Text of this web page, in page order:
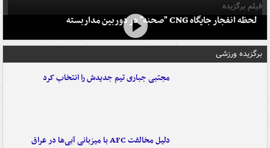
فیلم برگزیده
لحظه انفجار جایگاه CNG "صحنه" در دوربین مداربسته
برگزیده ورزشی
مجتبی جباری تیم جدیدش را انتخاب کرد
دلیل مخالفت AFC با میزبانی آبی‌ها در عراق